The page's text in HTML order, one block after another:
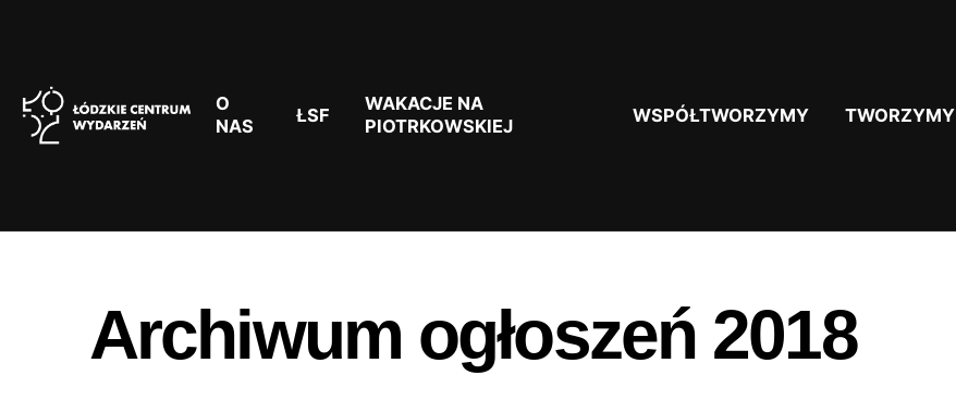
O
NAS
ŁSF
WAKACJE NA
PIOTRKOWSKIEJ
WSPÓŁTWORZYMY TWORZYMY
Archiwum ogłoszeń 2018